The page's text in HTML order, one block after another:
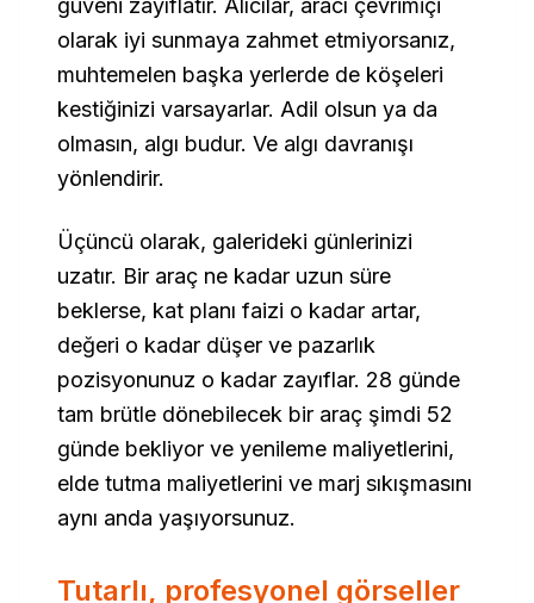
güveni zayıflatır. Alıcılar, aracı çevrimiçi
olarak iyi sunmaya zahmet etmiyorsanız,
muhtemelen başka yerlerde de köşeleri
kestiğinizi varsayarlar. Adil olsun ya da
olmasın, algı budur. Ve algı davranışı
yönlendirir.
Üçüncü olarak, galerideki günlerinizi
uzatır. Bir araç ne kadar uzun süre
beklerse, kat planı faizi o kadar artar,
değeri o kadar düşer ve pazarlık
pozisyonunuz o kadar zayıflar. 28 günde
tam brütle dönebilecek bir araç şimdi 52
günde bekliyor ve yenileme maliyetlerini,
elde tutma maliyetlerini ve marj sıkışmasını
aynı anda yaşıyorsunuz.
Tutarlı, profesyonel görseller